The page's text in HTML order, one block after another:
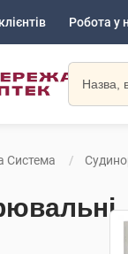
Робота у
Система